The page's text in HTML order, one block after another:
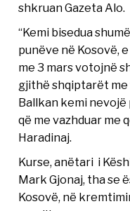
shkruan Gazeta Alo.
“Kemi bisedua
punëve në Kosovë,
me 3 mars votojnë
gjithë shqiptarët
Ballkan kemi
që me vazhduar me
Haradinaj.
Kurse, anëtari i
Mark Gjonaj, tha se
Kosovë, në